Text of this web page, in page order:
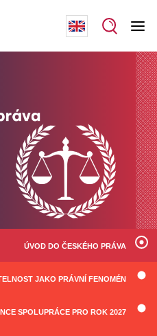
ÚVOD DO ČESKÉHO PRÁVA
JAKO PRÁVNÍ FENOMÉN
SPOLUPRÁCE PRO ROK 2027